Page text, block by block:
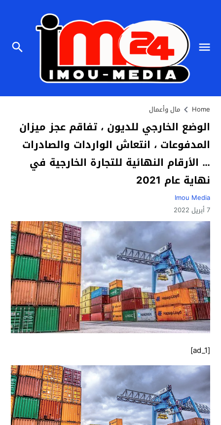
Home مال وأعمال
الوضع الخارجي للديون ، تفاقم عجز ميزان
المدفوعات ، انتعاش الواردات والصادرات
… الأرقام النهائية للتجارة الخارجية في
نهاية عام 2021
Imou Media
7 أبريل 2022
[ad_1]